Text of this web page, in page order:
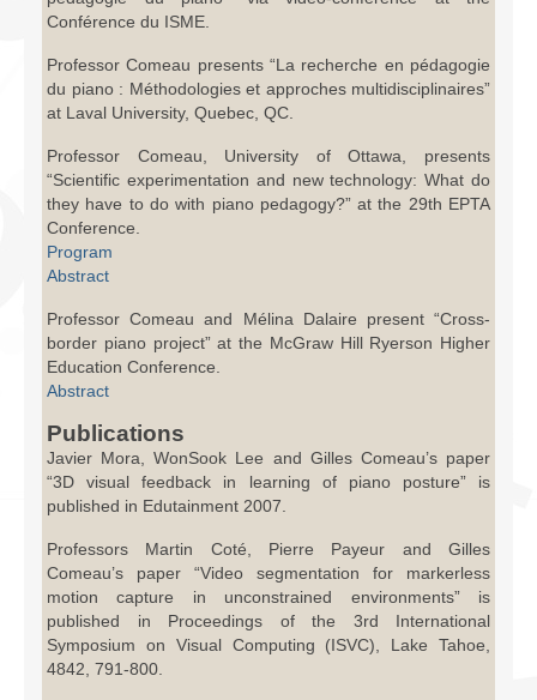
Conférence du ISME.
Professor Comeau presents “La recherche en pédagogie
du piano : Méthodologies et approches multidisciplinaires”
at Laval University, Quebec, QC.
Professor Comeau, University of Ottawa, presents
“Scientific experimentation and new technology: What do
they have to do with piano pedagogy?” at the 29th EPTA
Conference.
Program
Abstract
Professor Comeau and Mélina Dalaire present “Cross-
border piano project” at the McGraw Hill Ryerson Higher
Education Conference.
Abstract
Publications
Javier Mora, WonSook Lee and Gilles Comeau’s paper
“3D visual feedback in learning of piano posture” is
published in Edutainment 2007.
Professors Martin Coté, Pierre Payeur and Gilles
Comeau’s paper “Video segmentation for markerless
motion capture in unconstrained environments” is
published in Proceedings of the 3rd International
Symposium on Visual Computing (ISVC), Lake Tahoe,
4842, 791-800.